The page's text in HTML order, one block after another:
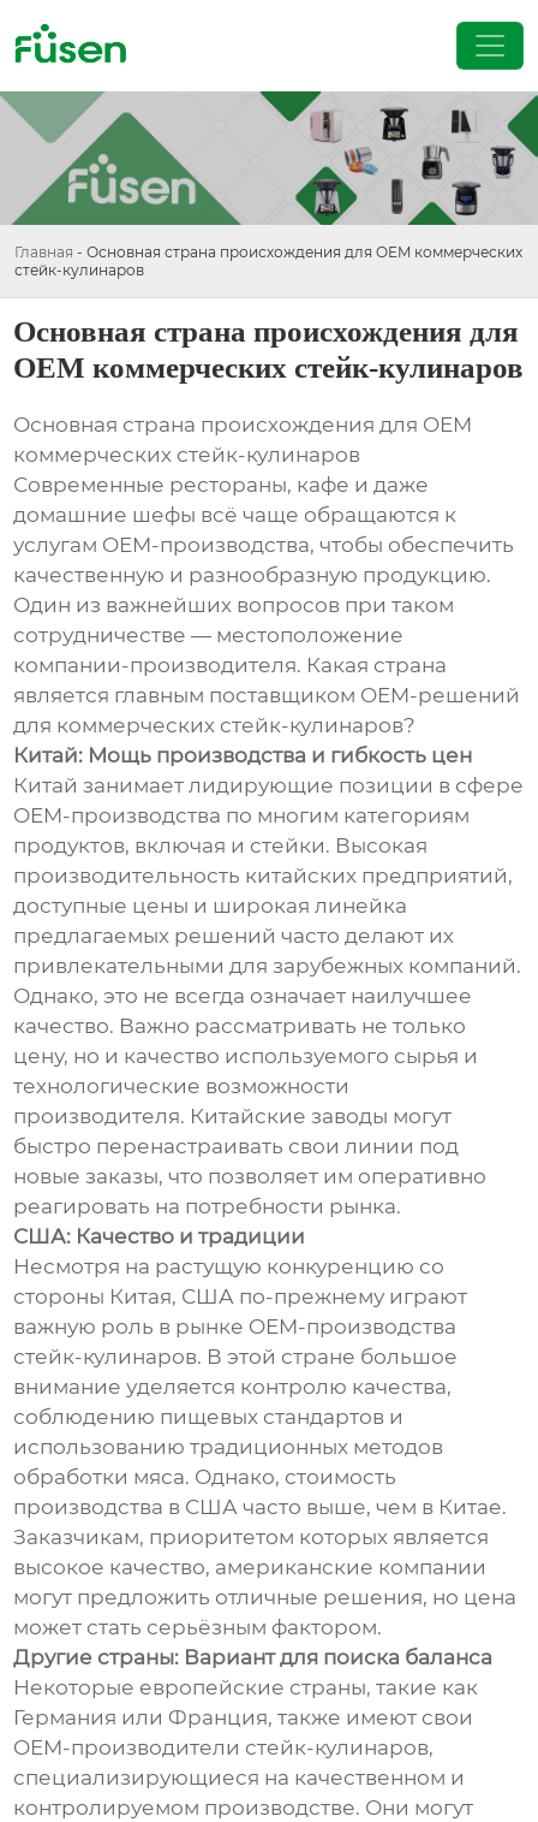
Главная - Основная страна происхождения для OEM коммерческих
стейк-кулинаров
Основная страна происхождения для
OEM коммерческих стейк-кулинаров
Основная страна происхождения для OEM
коммерческих стейк-кулинаров
Современные рестораны, кафе и даже
домашние шефы всё чаще обращаются к
услугам OEM-производства, чтобы обеспечить
качественную и разнообразную продукцию.
Один из важнейших вопросов при таком
сотрудничестве — местоположение
компании-производителя. Какая страна
является главным поставщиком OEM-решений
для коммерческих стейк-кулинаров?
Китай: Мощь производства и гибкость цен
Китай занимает лидирующие позиции в сфере
OEM-производства по многим категориям
продуктов, включая и стейки. Высокая
производительность китайских предприятий,
доступные цены и широкая линейка
предлагаемых решений часто делают их
привлекательными для зарубежных компаний.
Однако, это не всегда означает наилучшее
качество. Важно рассматривать не только
цену, но и качество используемого сырья и
технологические возможности
производителя. Китайские заводы могут
быстро перенастраивать свои линии под
новые заказы, что позволяет им оперативно
реагировать на потребности рынка.
США: Качество и традиции
Несмотря на растущую конкуренцию со
стороны Китая, США по-прежнему играют
важную роль в рынке OEM-производства
стейк-кулинаров. В этой стране большое
внимание уделяется контролю качества,
соблюдению пищевых стандартов и
использованию традиционных методов
обработки мяса. Однако, стоимость
производства в США часто выше, чем в Китае.
Заказчикам, приоритетом которых является
высокое качество, американские компании
могут предложить отличные решения, но цена
может стать серьёзным фактором.
Другие страны: Вариант для поиска баланса
Некоторые европейские страны, такие как
Германия или Франция, также имеют свои
OEM-производители стейк-кулинаров,
специализирующиеся на качественном и
контролируемом производстве. Они могут